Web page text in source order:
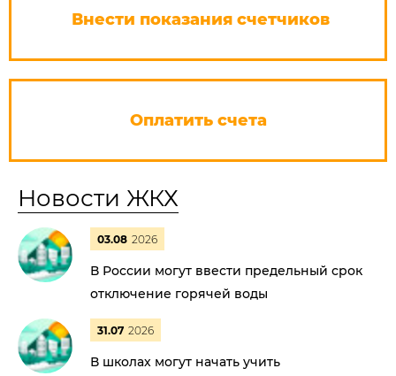
Внести показания счетчиков
Оплатить счета
Новости ЖКХ
03.08 2026
В России могут ввести предельный срок
отключение горячей воды
31.07 2026
В школах могут начать учить